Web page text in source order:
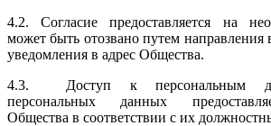
4.2. Согласие предоставляется на
может быть отозвано путем
уведомления в адрес Общества.
4.3. Доступ к персональным
персональных данных
Общества в соответствии с их